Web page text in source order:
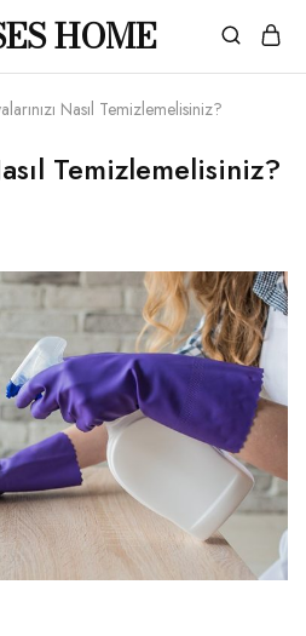
HOME
Nasıl Temizlemelisiniz?
Temizlemelisiniz?